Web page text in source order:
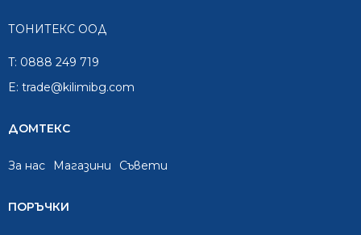
ТОНИТЕКС ООД
T: 0888 249 719
E: trade@kilimibg.com
ДОМТЕКС
За нас Mагазини Съвети
ПОРЪЧКИ